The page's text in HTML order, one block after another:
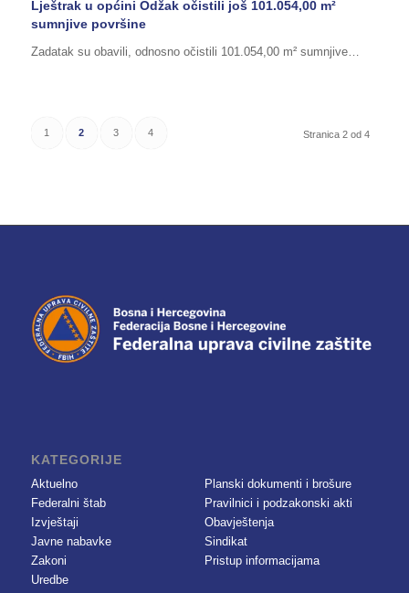
Lještrak u općini Odžak očistili još 101.054,00 m²
sumnjive površine
Zadatak su obavili, odnosno očistili 101.054,00 m² sumnjive…
Stranica 2 od 4
1 2 3 4
KATEGORIJE
Aktuelno
Federalni štab
Izvještaji
Javne nabavke
Zakoni
Uredbe
Planski dokumenti i brošure
Pravilnici i podzakonski akti
Obavještenja
Sindikat
Pristup informacijama